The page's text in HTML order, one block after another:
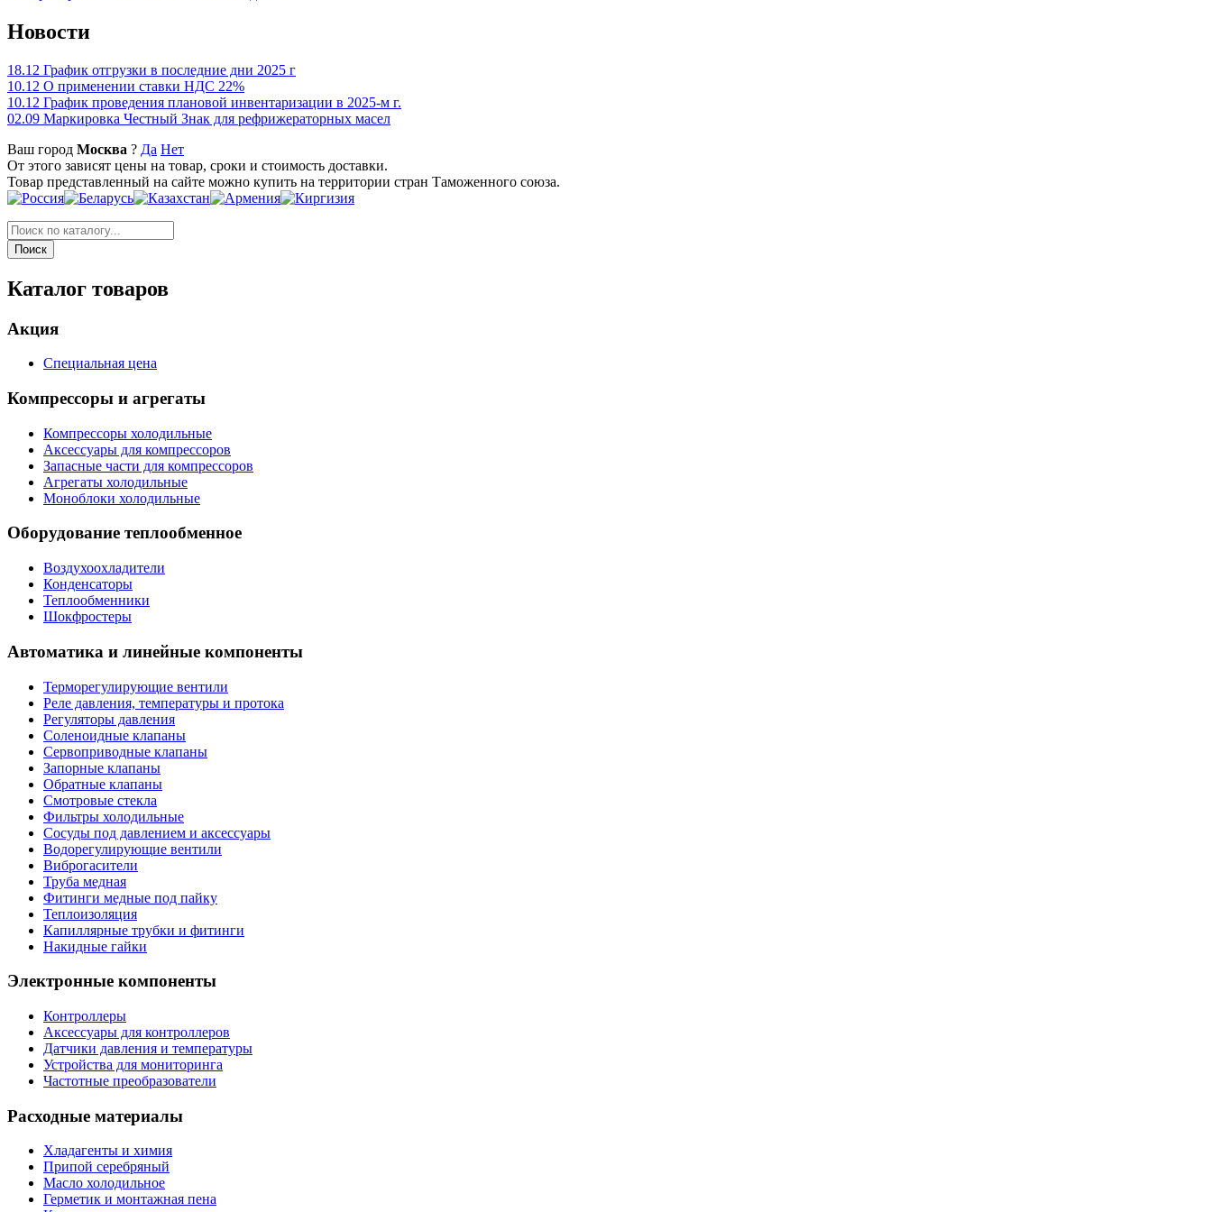
Новости
18.12 График отгрузки в последние дни 2025 г
10.12 О применении ставки НДС 22%
10.12 График проведения плановой инвентаризации в 2025-м г.
02.09 Маркировка Честный Знак для рефрижераторных масел
Ваш город Москва ? Да Нет
От этого зависят цены на товар, сроки и стоимость доставки.
Товар представленный на сайте можно купить на территории стран Таможенного союза.
Каталог товаров
Акция
Специальная цена
Компрессоры и агрегаты
Компрессоры холодильные
Аксессуары для компрессоров
Запасные части для компрессоров
Агрегаты холодильные
Моноблоки холодильные
Оборудование теплообменное
Воздухоохладители
Конденсаторы
Теплообменники
Шокфростеры
Автоматика и линейные компоненты
Терморегулирующие вентили
Реле давления, температуры и протока
Регуляторы давления
Соленоидные клапаны
Сервоприводные клапаны
Запорные клапаны
Обратные клапаны
Смотровые стекла
Фильтры холодильные
Сосуды под давлением и аксессуары
Водорегулирующие вентили
Виброгасители
Труба медная
Фитинги медные под пайку
Теплоизоляция
Капиллярные трубки и фитинги
Накидные гайки
Электронные компоненты
Контроллеры
Аксессуары для контроллеров
Датчики давления и температуры
Устройства для мониторинга
Частотные преобразователи
Расходные материалы
Хладагенты и химия
Припой серебряный
Масло холодильное
Герметик и монтажная пена